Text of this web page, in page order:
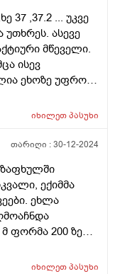
არ ჩაუდგეს
გვერდების
37 ,37.2 ... უკვე
უთხრეს. ასევე
მწეველი.
ისევ
ეხოზე უფრო
იხილეთპასუხი
თარიღი :30-12-2024
ექიმმა
ეხლა
მ ფორმა 200 ზე
კვებით
იხილეთპასუხი